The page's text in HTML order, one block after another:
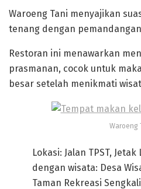
Waroeng Tani menyajikan
tenang dengan
Restoran ini menawarkan
prasmanan, cocok untuk
besar setelah menikmati
Waroeng
Lokasi: Jalan TPST,
dengan wisata: Desa
Taman Rekreasi